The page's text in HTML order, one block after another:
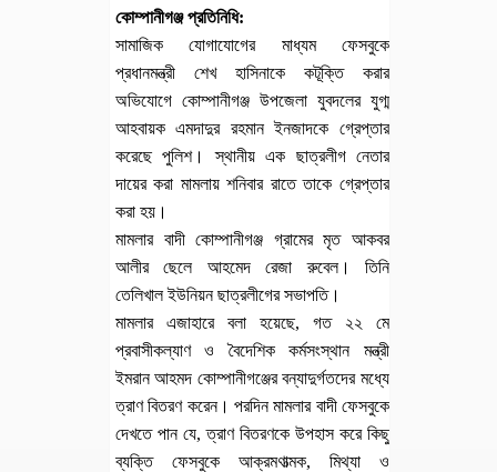
কোম্পানীগঞ্জ প্রতিনিধি:
সামাজিক যোগাযোগের মাধ্যম ফেসবুকে
প্রধানমন্ত্রী শেখ হাসিনাকে কটূক্তি করার
অভিযোগে কোম্পানীগঞ্জ উপজেলা যুবদলের যুগ্ম
আহবায়ক এমদাদুর রহমান ইনজাদকে গ্রেপ্তার
করেছে পুলিশ। স্থানীয় এক ছাত্রলীগ নেতার
দায়ের করা মামলায় শনিবার রাতে তাকে গ্রেপ্তার
করা হয়।
মামলার বাদী কোম্পানীগঞ্জ গ্রামের মৃত আকবর
আলীর ছেলে আহমেদ রেজা রুবেল। তিনি
তেলিখাল ইউনিয়ন ছাত্রলীগের সভাপতি।
মামলার এজাহারে বলা হয়েছে, গত ২২ মে
প্রবাসীকল্যাণ ও বৈদেশিক কর্মসংস্থান মন্ত্রী
ইমরান আহমদ কোম্পানীগঞ্জের বন্যাদুর্গতদের মধ্যে
ত্রাণ বিতরণ করেন। পরদিন মামলার বাদী ফেসবুকে
দেখতে পান যে, ত্রাণ বিতরণকে উপহাস করে কিছু
ব্যক্তি ফেসবুকে আক্রমণাত্মক, মিথ্যা ও